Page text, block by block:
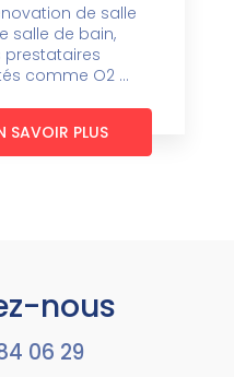
de salle
salle de bain,
comme O2 ...
SAVOIR PLUS
nous
06 29